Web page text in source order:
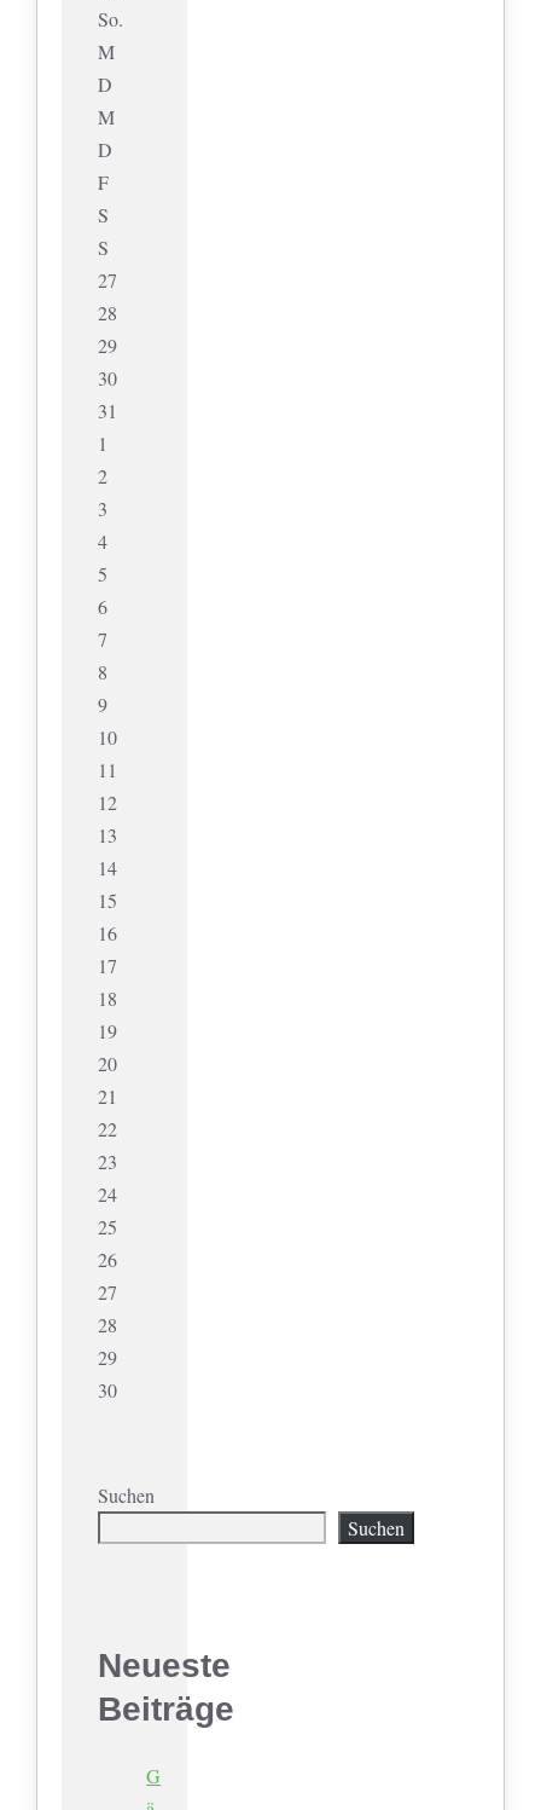
So.
M
D
M
D
F
S
S
27
28
29
30
31
1
2
3
4
5
6
7
8
9
10
11
12
13
14
15
16
17
18
19
20
21
22
23
24
25
26
27
28
29
30
Suchen
Suchen
Neueste
Beiträge
G